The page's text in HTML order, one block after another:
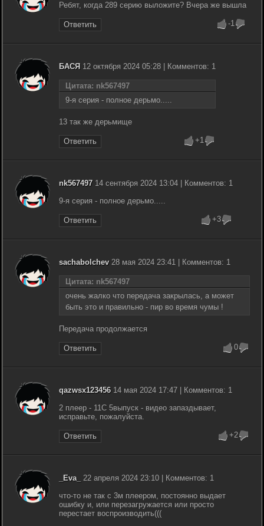
Ребят, когда 289 серию выложите? Вчера же вышла
Ответить -1
БАСЯ 12 октября 2024 05:28 | Комментов: 1
Цитата: nk567497
9-я серия - полное дерьмо.....
13 так же дерьмище
Ответить +1
nk56749714 сентября 2024 13:04 | Комментов: 1
9-я серия - полное дерьмо.....
Ответить +3
sachabolchev28 мая 2024 23:41 | Комментов: 1
Цитата: nk567497
очень жалко что передача закрылась, а может
быть это и правильно - пир во время чумы !
Передача продолжается
Ответить 0
qazwsx12345614 мая 2024 17:47 | Комментов: 1
2 плеер - 11С 5выпуск - видео запаздывает,
исправьте, пожалуйста.
Ответить +2
_Evа_
22 апреля 2024 23:10 | Комментов: 1
что-то не так с 3м плеером, постоянно выдает
ошибку и, или перезагружается или просто
перестает воспроизводить(((